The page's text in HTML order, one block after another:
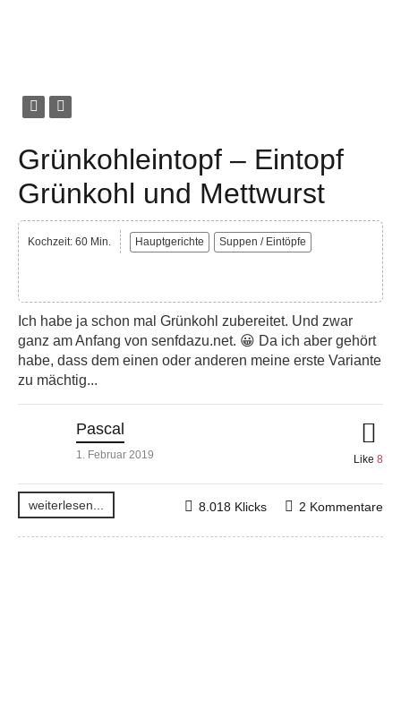
Grünkohleintopf – Eintopf
Grünkohl und Mettwurst
Kochzeit: 60 Min. Hauptgerichte Suppen / Eintöpfe
Ich habe ja schon mal Grünkohl zubereitet. Und zwar
ganz am Anfang von senfdazu.net. 😀 Da ich aber gehört
habe, dass dem einen oder anderen meine erste Variante
zu mächtig...
Pascal
1. Februar 2019 Like 8
weiterlesen... 2 Kommentare
8.018 Klicks